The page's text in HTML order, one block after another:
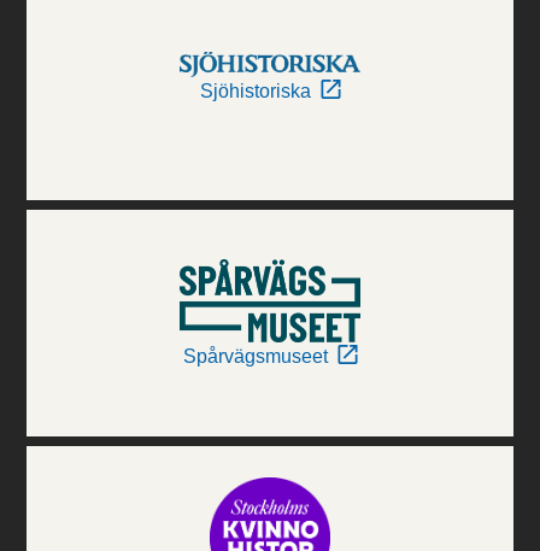
Sjöhistoriska
Spårvägsmuseet